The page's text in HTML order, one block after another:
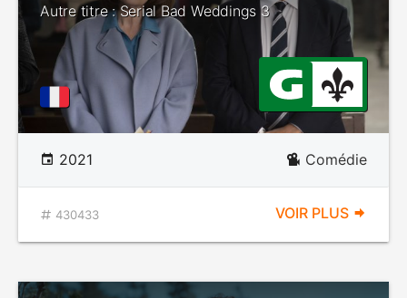
Autre titre : Serial Bad Weddings 3
2021 Comédie
430433 VOIR PLUS